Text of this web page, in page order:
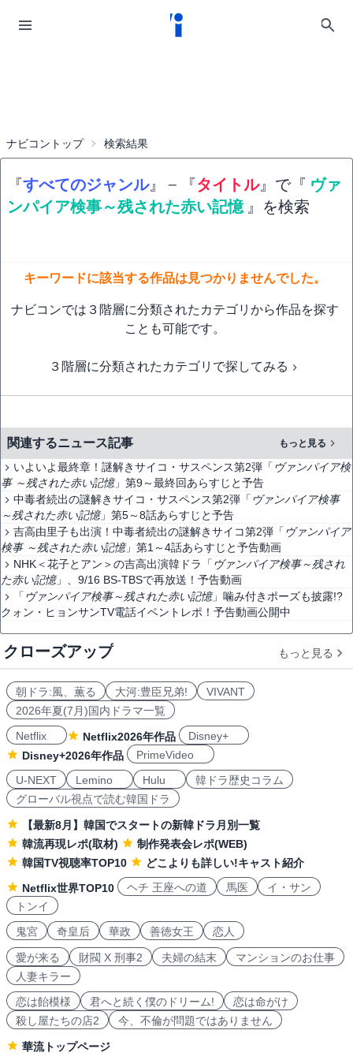
ナビコントップ 検索結果
『すべてのジャンル』 − 『タイトル』で『 ヴァ
ンパイア検事～残された赤い記憶 』を検索
キーワードに該当する作品は見つかりませんでした。
ナビコンでは３階層に分類されたカテゴリから作品を探す
ことも可能です。
３階層に分類されたカテゴリで探してみる
関連するニュース記事 もっと見る
いよいよ最終章！謎解きサイコ・サスペンス第2弾「 ヴァンパイア検
事 ～残された赤い記憶」第9～最終回あらすじと予告
中毒者続出の謎解きサイコ・サスペンス第2弾「 ヴァンパイア検事
～残された赤い記憶」第5～8話あらすじと予告
吉高由里子も出演！中毒者続出の謎解きサイコ第2弾「 ヴァンパイア
検事 ～残された赤い記憶」第1～4話あらすじと予告動画
NHK＜花子とアン＞の吉高出演韓ドラ「 ヴァンパイア検事～残され
た赤い記憶」、9/16 BS-TBSで再放送！予告動画
「 ヴァンパイア検事～残された赤い記憶」噛み付きポーズも披露!?
クォン・ヒョンサンTV電話イベントレポ！予告動画公開中
クローズアップ もっと見る
朝ドラ:風、薫る 大河:豊臣兄弟!
VIVANT
2026年夏(7月)国内ドラマ一覧
Netflix
Netflix2026年作品
Disney+
Disney+2026年作品
PrimeVideo
U-NEXT
Lemino Hulu
韓ドラ歴史コラム
グローバル視点で読む韓国ドラ
【最新8月】韓国でスタートの新韓ドラ月別一覧
韓流再現レポ(取材)
制作発表会レポ(WEB)
韓国TV視聴率TOP10
どこよりも詳しい!キャスト紹介
Netflix世界TOP10
ヘチ 王座への道 馬医
イ・サン
トンイ
鬼宮
奇皇后 華政 善徳女王 恋人
愛が来る 財閥 X 刑事2 夫婦の結末
マンションのお仕事
人妻キラー
恋は飴模様
君へと続く僕のドリーム!
恋は命がけ
殺し屋たちの店2
今、不倫が問題ではありません
華流トップページ